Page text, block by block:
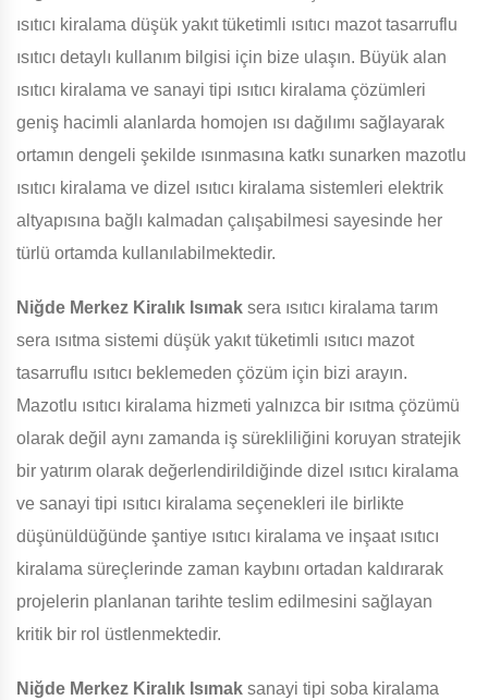
ısıtıcı kiralama düşük yakıt tüketimli ısıtıcı mazot tasarruflu
ısıtıcı detaylı kullanım bilgisi için bize ulaşın. Büyük alan
ısıtıcı kiralama ve sanayi tipi ısıtıcı kiralama çözümleri
geniş hacimli alanlarda homojen ısı dağılımı sağlayarak
ortamın dengeli şekilde ısınmasına katkı sunarken mazotlu
ısıtıcı kiralama ve dizel ısıtıcı kiralama sistemleri elektrik
altyapısına bağlı kalmadan çalışabilmesi sayesinde her
türlü ortamda kullanılabilmektedir.
Niğde Merkez Kiralık Isımak sera ısıtıcı kiralama tarım
sera ısıtma sistemi düşük yakıt tüketimli ısıtıcı mazot
tasarruflu ısıtıcı beklemeden çözüm için bizi arayın.
Mazotlu ısıtıcı kiralama hizmeti yalnızca bir ısıtma çözümü
olarak değil aynı zamanda iş sürekliliğini koruyan stratejik
bir yatırım olarak değerlendirildiğinde dizel ısıtıcı kiralama
ve sanayi tipi ısıtıcı kiralama seçenekleri ile birlikte
düşünüldüğünde şantiye ısıtıcı kiralama ve inşaat ısıtıcı
kiralama süreçlerinde zaman kaybını ortadan kaldırarak
projelerin planlanan tarihte teslim edilmesini sağlayan
kritik bir rol üstlenmektedir.
Niğde Merkez Kiralık Isımak sanayi tipi soba kiralama